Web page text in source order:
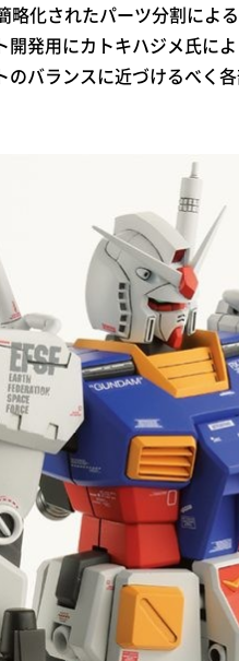
化されたパーツ分割によ
発用にカトキハジメ氏に
バランスに近づけるべく